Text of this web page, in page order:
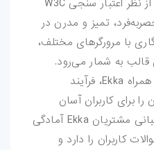
ویژه‌ای داشته‌اند و این قالب از نظر اعتبار سنجی W3C
تمیز و مدرن در
با مرورگرهای مختلف،
قالب به شمار می‌رود.
مستندات جامع ارائه شده به همراه Ekka، فرآیند
برای کاربران آسان
می‌سازد. همچنین، تیم پشتیبانی مشتریان Ekka آمادگی
کاربران را دارد و